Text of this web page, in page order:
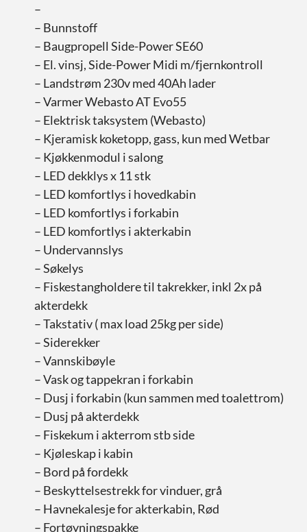
–
– Bunnstoff
– Baugpropell Side-Power SE60
– El. vinsj, Side-Power Midi m/fjernkontroll
– Landstrøm 230v med 40Ah lader
– Varmer Webasto AT Evo55
– Elektrisk taksystem (Webasto)
– Kjeramisk koketopp, gass, kun med Wetbar
– Kjøkkenmodul i salong
– LED dekklys x 11 stk
– LED komfortlys i hovedkabin
– LED komfortlys i forkabin
– LED komfortlys i akterkabin
– Undervannslys
– Søkelys
– Fiskestangholdere til takrekker, inkl 2x på
akterdekk
– Takstativ ( max load 25kg per side)
– Siderekker
– Vannskibøyle
– Vask og tappekran i forkabin
– Dusj i forkabin (kun sammen med toalettrom)
– Dusj på akterdekk
– Fiskekum i akterrom stb side
– Kjøleskap i kabin
– Bord på fordekk
– Beskyttelsestrekk for vinduer, grå
– Havnekalesje for akterkabin, Rød
– Fortøyningspakke